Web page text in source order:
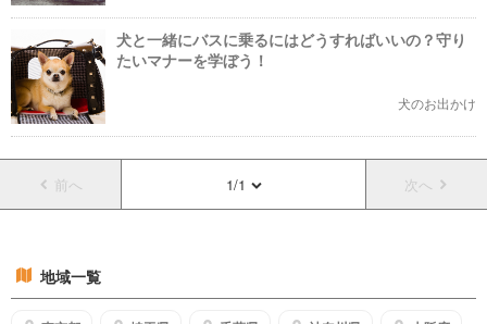
犬と一緒にバスに乗るにはどうすればいいの？守り
たいマナーを学ぼう！
犬のお出かけ
前へ 1/1 次へ
地域一覧